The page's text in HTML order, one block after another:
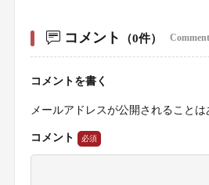
コメント （0件） Comment
コメントを書く
メールアドレスが公開されることは
コメント